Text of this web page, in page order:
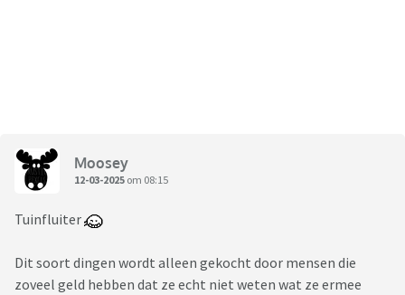
Moosey
12-03-2025 om 08:15
Tuinfluiter
Dit soort dingen wordt alleen gekocht door mensen die
zoveel geld hebben dat ze echt niet weten wat ze ermee